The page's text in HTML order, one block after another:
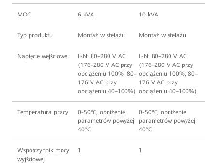
MOC 6 kVA 10 kVA
Typ produktu Montaż w stelażu Montaż w stelażu
Napięcie wejściowe
L-N: 80–280 V AC
(176–280 V AC przy
obciążeniu 100%, 80–
176 V AC przy
obciążeniu 40–100%)
L-N: 80–280 V AC
(176–280 V AC przy
obciążeniu 100%, 80–
176 V AC przy
obciążeniu 40–100%)
Temperatura pracy
0-50°C, obniżenie
parametrów powyżej
40°C
0-50°C, obniżenie
parametrów powyżej
40°C
Współczynnik mocy
wyjściowej
1 1